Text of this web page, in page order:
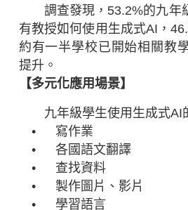
調查發現，53.2%的九年
有教授如何使用生成式AI，
約有一半學校已開始相關教
提升。
【多元化應用場景】
九年級學生使用生成式AI
• 寫作業
• 各國語文翻譯
• 查找資料
• 製作圖片、影片
• 學習語言